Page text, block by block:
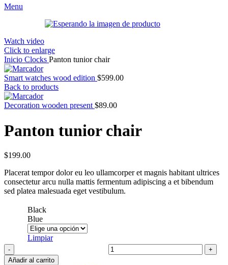
Menu
Watch video
Click to enlarge
Inicio Clocks Panton tunior chair
Smart watches wood edition $599.00
Back to products
Decoration wooden present $89.00
Panton tunior chair
$199.00
Placerat tempor dolor eu leo ullamcorper et magnis habitant ultrices
consectetur arcu nulla mattis fermentum adipiscing a et bibendum
sed platea malesuada eget vestibulum.
Black
Blue
Limpiar
Añadir al carrito